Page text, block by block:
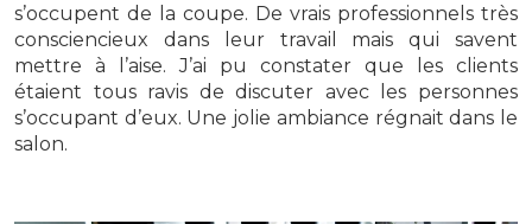
s’occupent de la coupe. De vrais professionnels très
consciencieux dans leur travail mais qui savent
mettre à l’aise. J’ai pu constater que les clients
étaient tous ravis de discuter avec les personnes
s’occupant d’eux. Une jolie ambiance régnait dans le
salon.